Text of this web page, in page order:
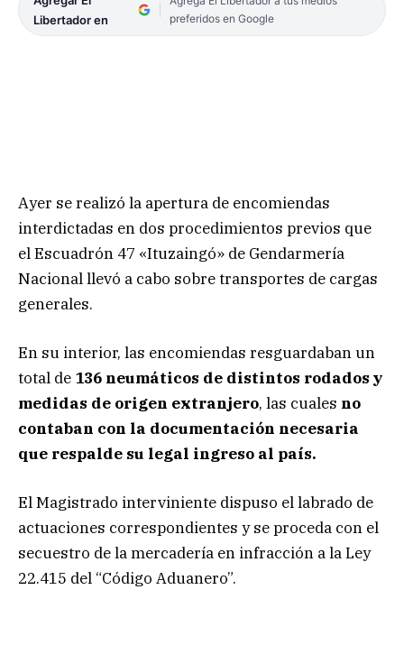
Libertador en
preferidos en Google
Ayer se realizó la apertura de encomiendas
interdictadas en dos procedimientos previos que
el Escuadrón 47 «Ituzaingó» de Gendarmería
Nacional llevó a cabo sobre transportes de cargas
generales.
En su interior, las encomiendas resguardaban un
total de 136 neumáticos de distintos rodados y
medidas de origen extranjero, las cuales no
contaban con la documentación necesaria
que respalde su legal ingreso al país.
El Magistrado interviniente dispuso el labrado de
actuaciones correspondientes y se proceda con el
secuestro de la mercadería en infracción a la Ley
22.415 del “Código Aduanero”.